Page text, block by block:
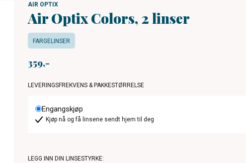
AIR OPTIX
Air Optix Colors, 2 linser
FARGELINSER
359
LEVERINGSFREKVENS & PAKKESTØRRELSE
Engangskjøp
Kjøp nå og få linsene sendt hjem til deg
LEGG INN DIN LINSESTYRKE: